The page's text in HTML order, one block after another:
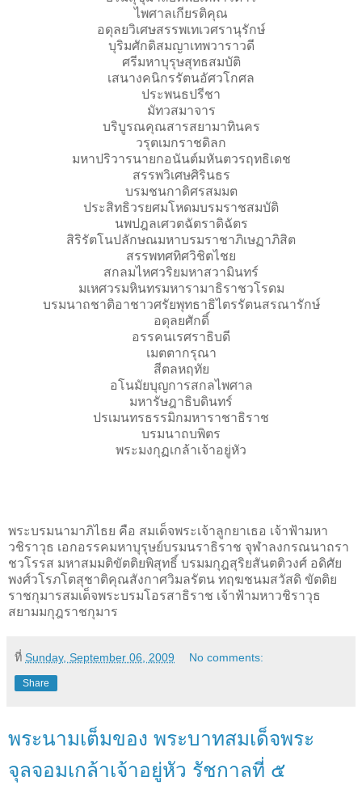
ไพศาลเกียรติคุณ
อดุลยวิเศษสรรพเทเวศรานุรักษ์
บุริมศักดิสมญาเทพวาราวดี
ศรีมหาบุรุษสุทธสมบัติ
เสนางคนิกรรัตนอัศวโกศล
ประพนธปรีชา
มัทวสมาจาร
บริบูรณคุณสารสยามาทินคร
วรุตเมกราชดิลก
มหาปริวารนายกอนันต์มหันตวรฤทธิเดช
สรรพวิเศษศิรินธร
บรมชนกาดิศรสมมต
ประสิทธิวรยศมโหดมบรมราชสมบัติ
นพปฎลเศวตฉัตราดิฉัตร
สิริรัตโนปลักษณมหาบรมราชาภิเษฏาภิสิต
สรรพทศทิศวิชิตไชย
สกลมไหศวริยมหาสวามินทร์
มเหศวรมหินทรมหารามาธิราชวโรดม
บรมนาถชาติอาชาวศรัยพุทธาธิไตรรัตนสรณารักษ์
อดุลยศักดิ์
อรรคนเรศราธิบดี
เมตตากรุณา
สีตลหฤทัย
อโนมัยบุญการสกลไพศาล
มหารัษฎาธิบดินทร์
ปรเมนทรธรรมิกมหาราชาธิราช
บรมนาถบพิตร
พระมงกุฏเกล้าเจ้าอยู่หัว
พระบรมนามาภิไธย คือ สมเด็จพระเจ้าลูกยาเธอ เจ้าฟ้ามหา
วชิราวุธ เอกอรรคมหาบุรุษย์บรมนราธิราช จุฬาลงกรณนาถรา
ชวโรรส มหาสมมติขัตติยพิสุทธิ์ บรมมกุฎสุริยสันตติวงศ์ อดิศัย
พงศ์วโรภโตสุชาติคุณสังกาศวิมลรัตน ทฤฆชนมสวัสดิ ขัตติย
ราชกุมารสมเด็จพระบรมโอรสาธิราช เจ้าฟ้ามหาวชิราวุธ
สยามมกุฎราชกุมาร
ที่ Sunday, September 06, 2009 No comments:
Share
พระนามเต็มของ พระบาทสมเด็จพระ
จุลจอมเกล้าเจ้าอยู่หัว รัชกาลที่ ๕